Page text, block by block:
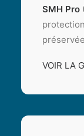
SMH Pro
VOIR LA